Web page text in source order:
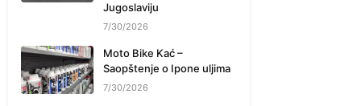
Jugoslaviju
7/30/2026
Moto Bike Kać –
Saopštenje o Ipone uljima
7/30/2026